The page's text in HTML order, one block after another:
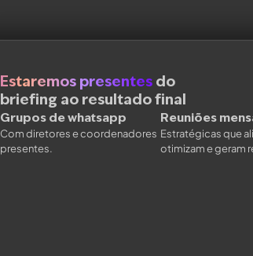
Estaremos presentes do
briefing ao resultado final
Grupos de whatsapp
Com diretores e coordenadores
presentes.
Reuniões
Estratégicas que
otimizam e geram